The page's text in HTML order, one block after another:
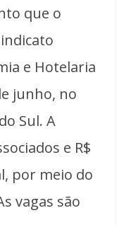
que o
e Hotelaria
junho, no
Sul. A
e R$
por meio do
vagas são